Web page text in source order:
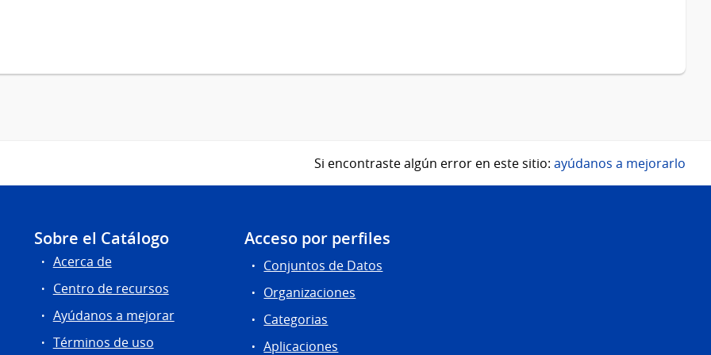
Si encontraste algún error en este sitio: ayúdanos a mejorarlo
Sobre el Catálogo
Acerca de
Centro de recursos
Ayúdanos a mejorar
Términos de uso
Acceso por perfiles
Conjuntos de Datos
Organizaciones
Categorias
Aplicaciones